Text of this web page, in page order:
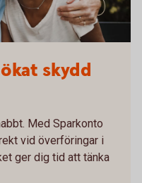
skydd
Med Sparkonto
vid överföringar i
ger dig tid att tänka